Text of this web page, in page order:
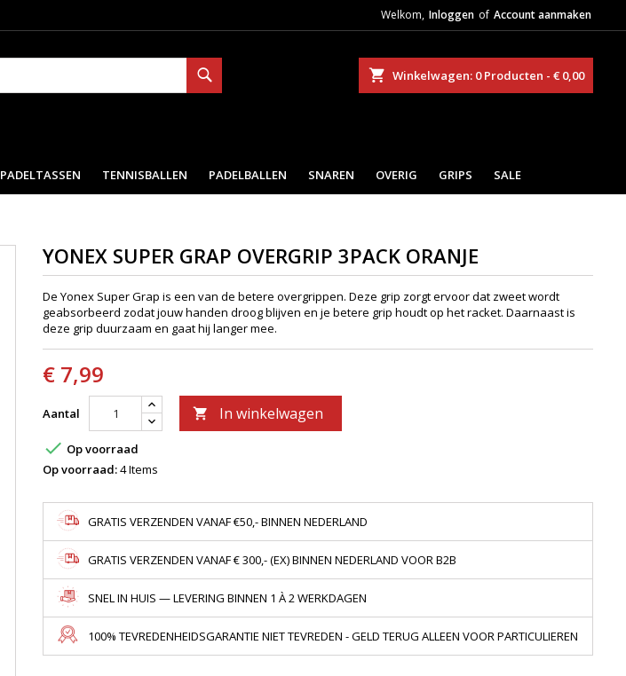
Welkom, Inloggen of Account aanmaken
Winkelwagen 0 Producten - € 0,00
PADELTASSEN TENNISBALLEN PADELBALLEN SNAREN OVERIG GRIPS SALE
YONEX SUPER GRAP OVERGRIP 3PACK ORANJE
De Yonex Super Grap is een van de betere overgrippen. Deze grip zorgt ervoor dat zweet wordt
geabsorbeerd zodat jouw handen droog blijven en je betere grip houdt op het racket. Daarnaast is
deze grip duurzaam en gaat hij langer mee.
€ 7,99
Aantal  In winkelwagen
 Op voorraad
Op voorraad:4 Items
GRATIS VERZENDEN VANAF €50,- BINNEN NEDERLAND
GRATIS VERZENDEN VANAF € 300,- (EX) BINNEN NEDERLAND VOOR B2B
SNEL IN HUIS — LEVERING BINNEN 1 À 2 WERKDAGEN
100% TEVREDENHEIDSGARANTIE NIET TEVREDEN - GELD TERUG ALLEEN VOOR PARTICULIEREN